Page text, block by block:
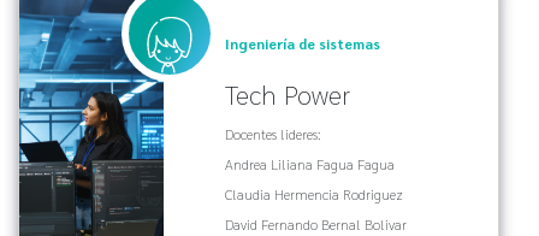
Ingeniería de sistemas
Tech Power
Docentes lideres:
Andrea Liliana Fagua Fagua
Claudia Hermencia Rodriguez
David Fernando Bernal Bolivar